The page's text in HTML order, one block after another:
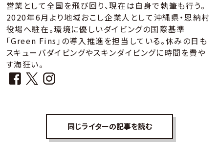
営業として全国を飛び回り、現在は自身で執筆も行う。
2020年6月より地域おこし企業人として沖縄県・恩納村
役場へ駐在。環境に優しいダイビングの国際基準
「Green Fins」の導入推進を担当している。休みの日も
スキューバダイビングやスキンダイビングに時間を費や
す海狂い。
同じライターの記事を読む